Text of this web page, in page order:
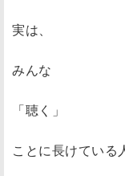
実は、
みんな
「聴く」
ことに長けている